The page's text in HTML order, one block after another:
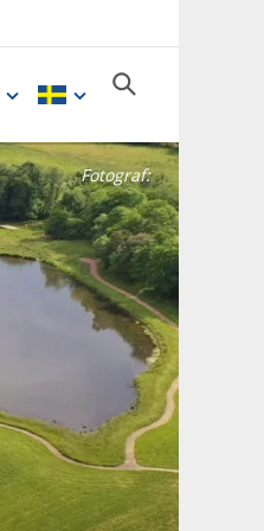
Fotograf: